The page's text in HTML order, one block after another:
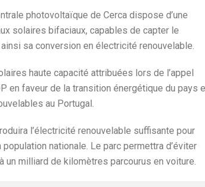
photovoltaïque de Cerca dispose d’une
solaires bifaciaux, capables de capter le
sa conversion en électricité renouvelable.
haute capacité attribuées lors de l’appel
en faveur de la transition énergétique du pays
au Portugal.
l’électricité renouvelable suffisante pour
nationale. Le parc permettra d’éviter
un milliard de kilomètres parcourus en voiture.